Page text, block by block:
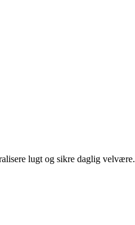
lugt og sikre daglig velvære.